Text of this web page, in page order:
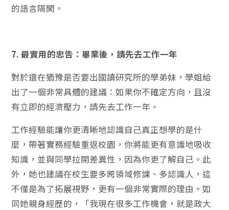
的語言隔閡。
7. 最實用的忠告：畢業後，請先去工作一年
對於還在猶豫是否要出國讀研究所的學弟妹，學姐給
出了一個非常具體的建議：如果你不確定方向，且沒
有立即的經濟壓力，請先去工作一年。
工作經驗能讓你更清晰地認識自己真正想學的是什
麼，帶著實務經驗重返校園，你將能更有意識地吸收
知識，並與同學拉開差異性，因為你更了解自己。此
外，她也建議在校生要多跨領域修課、多認識人，這
不僅是為了拓展視野，更有一個非常實際的理由。如
同她親身經歷的，「我現在很多工作機會，就是政大